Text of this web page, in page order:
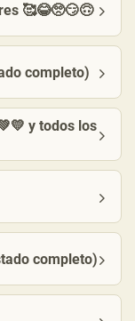
🥰😂🥺😏🙃
completo)
y todos los
completo)